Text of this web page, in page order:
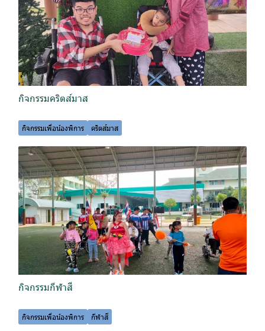
กิจกรรมคริตส์มาส
กิจกรรมเพื่อน้องพิการ คริตส์มาส
กิจกรรมกีฬาสี
กิจกรรมเพื่อน้องพิการ กีฬาสี